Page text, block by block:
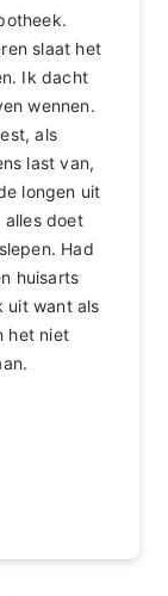
slaat het
Ik dacht
wennen.
als
last van,
longen uit
alles doet
Had
huisarts
uit want als
het niet